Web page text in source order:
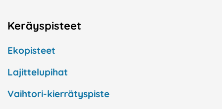
Keräyspisteet
Ekopisteet
Lajittelupihat
Vaihtori-kierrätyspiste